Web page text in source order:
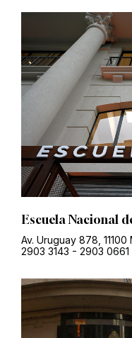
Escuela Nacional
Av. Uruguay 878,
2903 3143 - 2903 0661